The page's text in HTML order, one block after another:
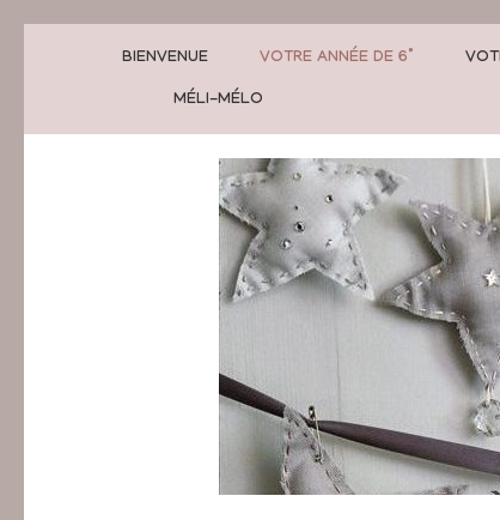
BIENVENUE VOTRE ANNÉE DE 6°
MÉLI-MÉLO